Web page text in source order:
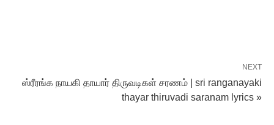
NEXT
ஸ்ரீரங்க நாயகி தாயார் திருவடிகள் சரணம் | sri ranganayaki
thayar thiruvadi saranam lyrics »